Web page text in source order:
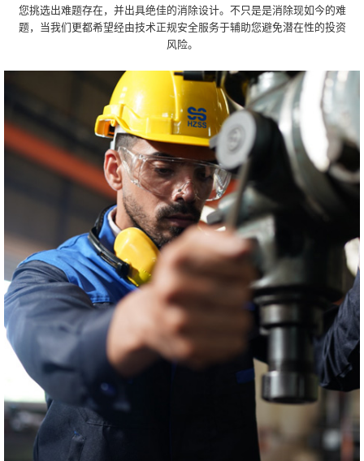
您挑选出难题存在，并出具绝佳的消除设计。不只是是消除现如今的难
题，当我们更都希望经由技术正规安全服务于辅助您避免潜在性的投资
风险。